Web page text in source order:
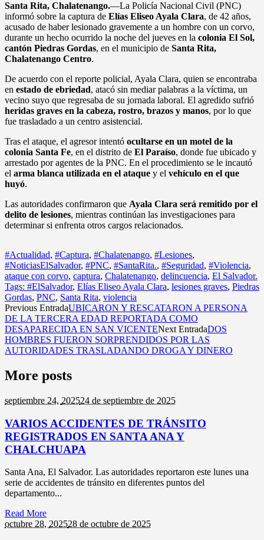
Santa Rita, Chalatenango.—La Policía Nacional Civil (PNC)
informó sobre la captura de Elías Eliseo Ayala Clara, de 42 años,
acusado de haber lesionado gravemente a un hombre con un corvo,
durante un hecho ocurrido la noche del jueves en la colonia El Sol,
cantón Piedras Gordas, en el municipio de Santa Rita,
Chalatenango Centro.
De acuerdo con el reporte policial, Ayala Clara, quien se encontraba
en estado de ebriedad, atacó sin mediar palabras a la víctima, un
vecino suyo que regresaba de su jornada laboral. El agredido sufrió
heridas graves en la cabeza, rostro, brazos y manos, por lo que
fue trasladado a un centro asistencial.
Tras el ataque, el agresor intentó ocultarse en un motel de la
colonia Santa Fe, en el distrito de El Paraíso, donde fue ubicado y
arrestado por agentes de la PNC. En el procedimiento se le incautó
el arma blanca utilizada en el ataque y el vehículo en el que
huyó.
Las autoridades confirmaron que Ayala Clara será remitido por el
delito de lesiones, mientras continúan las investigaciones para
determinar si enfrenta otros cargos relacionados.
#Actualidad, #Captura, #Chalatenango, #Lesiones,
#NoticiasElSalvador, #PNC, #SantaRita., #Seguridad, #Violencia,
ataque con corvo, captura, Chalatenango, delincuencia, El Salvador.
Tags: #ElSalvador, Elías Eliseo Ayala Clara, lesiones graves, Piedras
Gordas, PNC, Santa Rita, violencia
Previous EntradaUBICARON Y RESCATARON A PERSONA
DE LA TERCERA EDAD REPORTADA COMO
DESAPARECIDA EN SAN VICENTENext EntradaDOS
HOMBRES FUERON SORPRENDIDOS POR LAS
AUTORIDADES TRASLADANDO DROGA Y DINERO
More posts
septiembre 24, 202524 de septiembre de 2025
VARIOS ACCIDENTES DE TRÁNSITO
REGISTRADOS EN SANTA ANA Y
CHALCHUAPA
Santa Ana, El Salvador. Las autoridades reportaron este lunes una
serie de accidentes de tránsito en diferentes puntos del
departamento...
Read More
octubre 28, 202528 de octubre de 2025